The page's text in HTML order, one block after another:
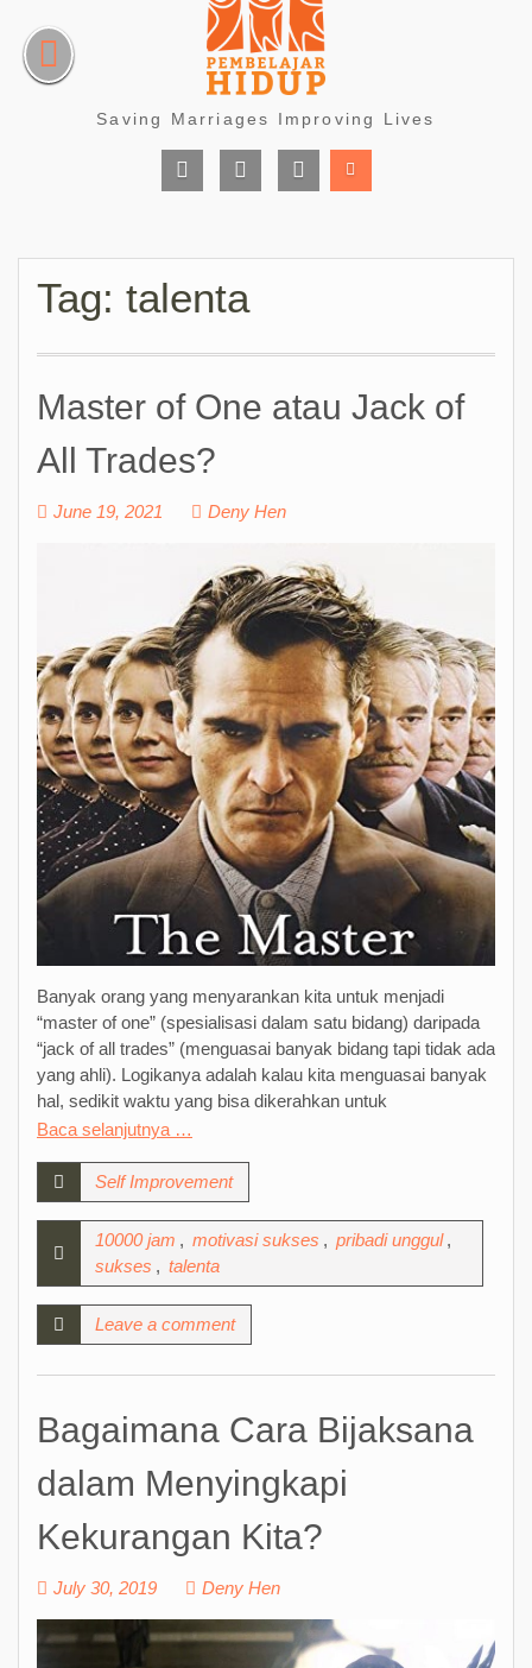
content
Saving Marriages Improving Lives
Tag: talenta
Master of One atau Jack of
All Trades?
June 19, 2021 Deny Hen
Banyak orang yang menyarankan kita untuk menjadi
“master of one” (spesialisasi dalam satu bidang) daripada
“jack of all trades” (menguasai banyak bidang tapi tidak ada
yang ahli). Logikanya adalah kalau kita menguasai banyak
hal, sedikit waktu yang bisa dikerahkan untuk
Baca selanjutnya …
Self Improvement
10000 jam , motivasi sukses , pribadi unggul ,
sukses , talenta
Leave a comment
Bagaimana Cara Bijaksana
dalam Menyingkapi
Kekurangan Kita?
July 30, 2019 Deny Hen